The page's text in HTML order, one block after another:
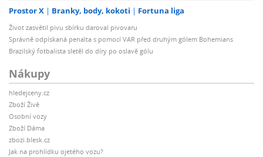
Prostor X Branky, body, kokoti Fortuna liga
Život zasvětil pivu sbírku daroval pivovaru
Správně odpískaná penalta s pomocí VAR před druhým gólem Bohemians
Brazilský fotbalista sletěl do díry po oslavě gólu
Nákupy
hledejceny.cz
Zboží Živě
Osobní vozy
Zboží Dáma
zbozi.blesk.cz
Jak na prohlídku ojetého vozu?